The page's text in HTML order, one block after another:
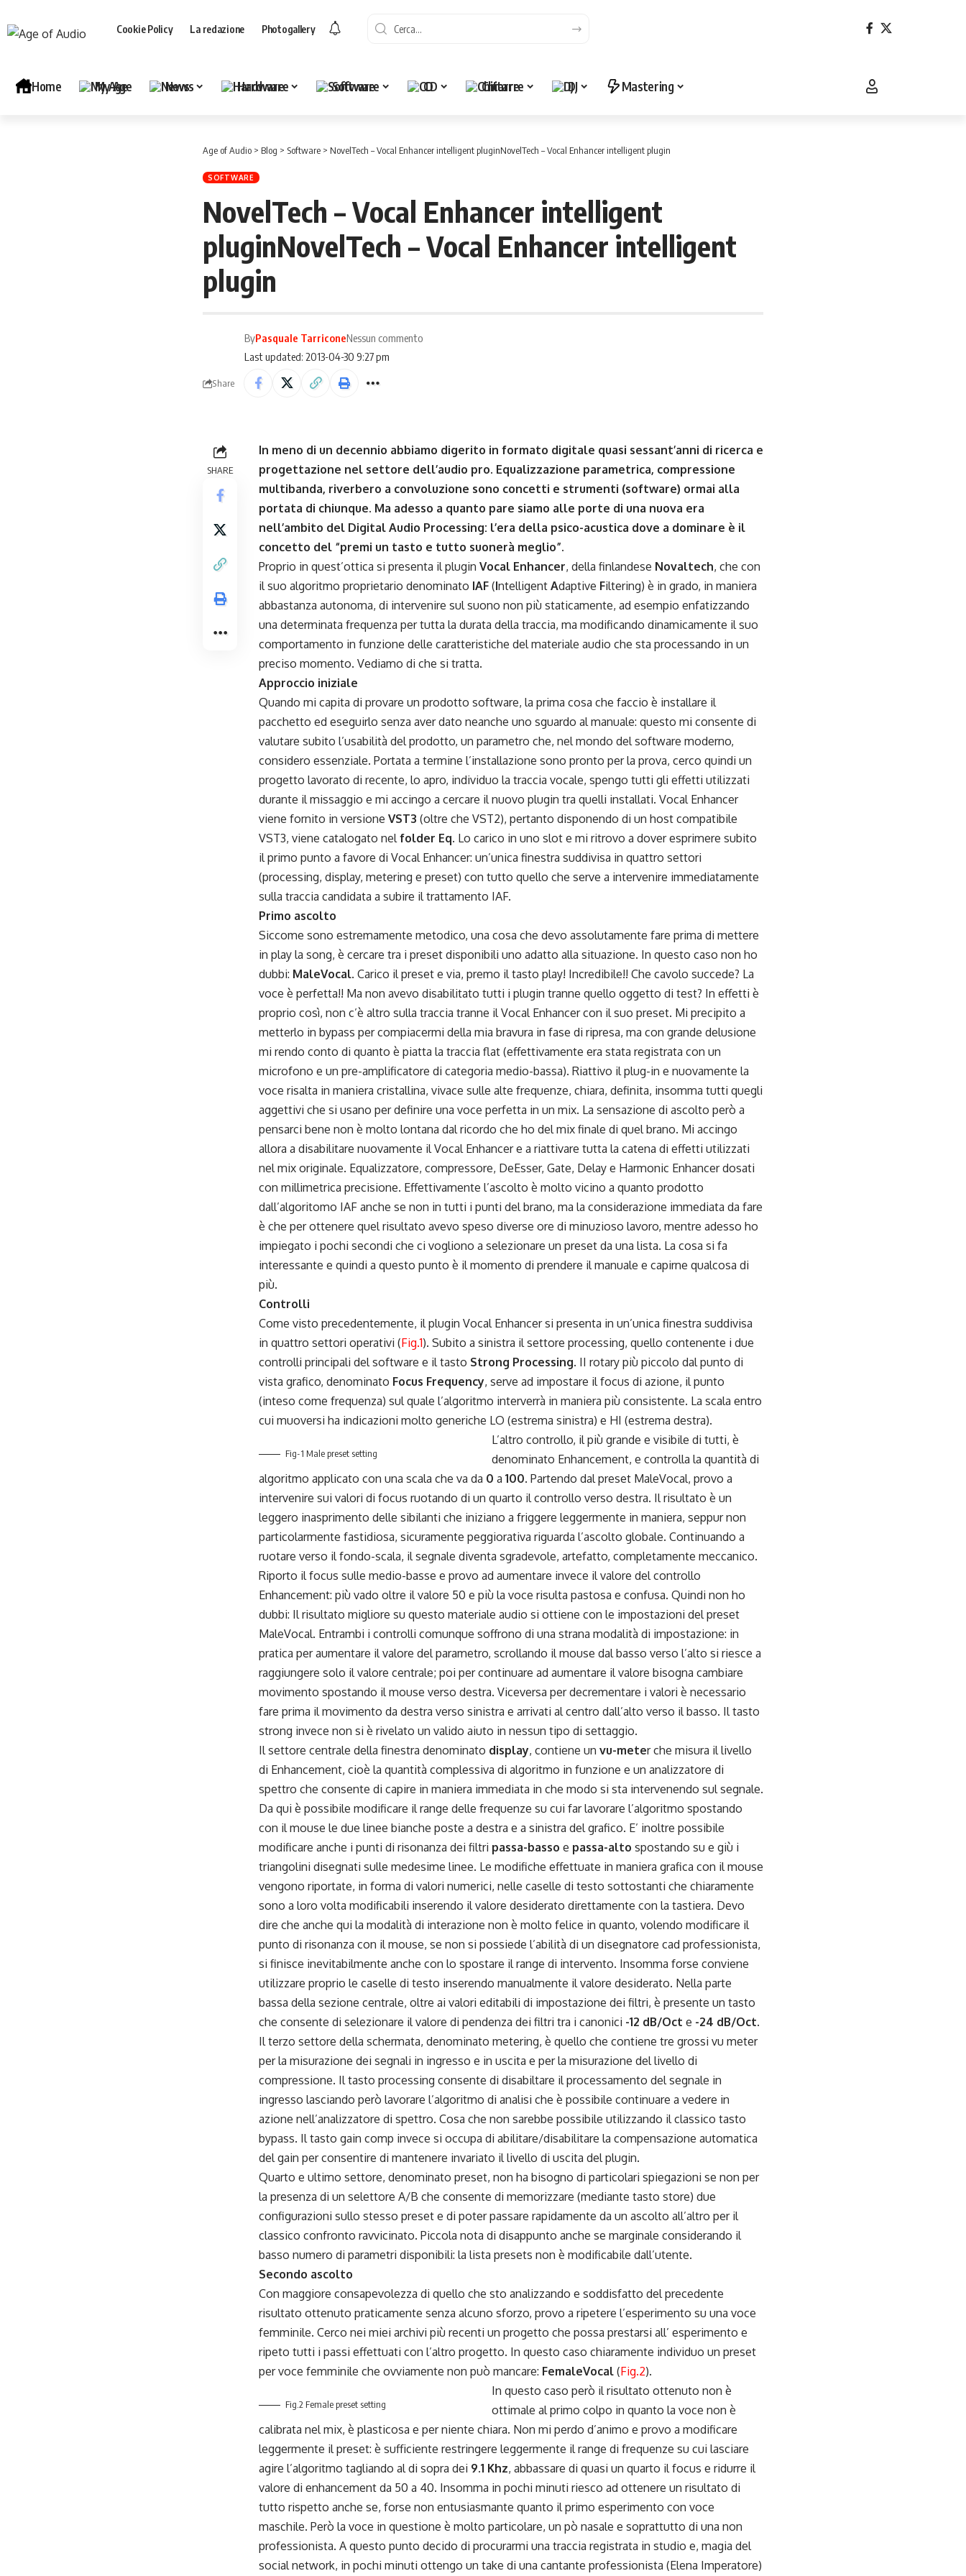
Cookie Policy La redazione Photogallery
Home My Age News Hardware Software CD Chitarre DJ Mastering
Age of Audio > Blog > Software > NovelTech – Vocal Enhancer intelligent pluginNovelTech – Vocal Enhancer intelligent plugin
SOFTWARE
NovelTech – Vocal Enhancer intelligent
pluginNovelTech – Vocal Enhancer intelligent
plugin
Last updated: 2013-04-30 9:27 pm
ByPasquale TarriconeNessun commento
Share
SHARE
In meno di un decennio abbiamo digerito in formato digitale quasi sessant’anni di ricerca e
progettazione nel settore dell’audio pro. Equalizzazione parametrica, compressione
multibanda, riverbero a convoluzione sono concetti e strumenti (software) ormai alla
portata di chiunque. Ma adesso a quanto pare siamo alle porte di una nuova era
nell’ambito del Digital Audio Processing: l’era della psico-acustica dove a dominare è il
concetto del “premi un tasto e tutto suonerà meglio”.
Proprio in quest’ottica si presenta il plugin Vocal Enhancer, della finlandese Novaltech, che con
il suo algoritmo proprietario denominato IAF (Intelligent Adaptive Filtering) è in grado, in maniera
abbastanza autonoma, di intervenire sul suono non più staticamente, ad esempio enfatizzando
una determinata frequenza per tutta la durata della traccia, ma modificando dinamicamente il suo
comportamento in funzione delle caratteristiche del materiale audio che sta processando in un
preciso momento. Vediamo di che si tratta.
Approccio iniziale
Quando mi capita di provare un prodotto software, la prima cosa che faccio è installare il
pacchetto ed eseguirlo senza aver dato neanche uno sguardo al manuale: questo mi consente di
valutare subito l’usabilità del prodotto, un parametro che, nel mondo del software moderno,
considero essenziale. Portata a termine l’installazione sono pronto per la prova, cerco quindi un
progetto lavorato di recente, lo apro, individuo la traccia vocale, spengo tutti gli effetti utilizzati
durante il missaggio e mi accingo a cercare il nuovo plugin tra quelli installati. Vocal Enhancer
viene fornito in versione VST3 (oltre che VST2), pertanto disponendo di un host compatibile
VST3, viene catalogato nelfolder Eq. Lo carico in uno slot e mi ritrovo a dover esprimere subito
il primo punto a favore di Vocal Enhancer: un’unica finestra suddivisa in quattro settori
(processing, display, metering e preset) con tutto quello che serve a intervenire immediatamente
sulla traccia candidata a subire il trattamento IAF.
Primo ascolto
Siccome sono estremamente metodico, una cosa che devo assolutamente fare prima di mettere
in play la song, è cercare tra i preset disponibili uno adatto alla situazione. In questo caso non ho
dubbi: MaleVocal. Carico il preset e via, premo il tasto play! Incredibile!! Che cavolo succede? La
voce è perfetta!! Ma non avevo disabilitato tutti i plugin tranne quello oggetto di test? In effetti è
proprio così, non c’è altro sulla traccia tranne il Vocal Enhancer con il suo preset. Mi precipito a
metterlo in bypass per compiacermi della mia bravura in fase di ripresa, ma con grande delusione
mi rendo conto di quanto è piatta la traccia flat (effettivamente era stata registrata con un
microfono e un pre-amplificatore di categoria medio-bassa). Riattivo il plug-in e nuovamente la
voce risalta in maniera cristallina, vivace sulle alte frequenze, chiara, definita, insomma tutti quegli
aggettivi che si usano per definire una voce perfetta in un mix. La sensazione di ascolto però a
pensarci bene non è molto lontana dal ricordo che ho del mix finale di quel brano. Mi accingo
allora a disabilitare nuovamente il Vocal Enhancer e a riattivare tutta la catena di effetti utilizzati
nel mix originale. Equalizzatore, compressore, DeEsser, Gate, Delay e Harmonic Enhancer dosati
con millimetrica precisione. Effettivamente l’ascolto è molto vicino a quanto prodotto
dall’algoritomo IAF anche se non in tutti i punti del brano, ma la considerazione immediata da fare
è che per ottenere quel risultato avevo speso diverse ore di minuzioso lavoro, mentre adesso ho
impiegato i pochi secondi che ci vogliono a selezionare un preset da una lista. La cosa si fa
interessante e quindi a questo punto è il momento di prendere il manuale e capirne qualcosa di
più.
Controlli
Come visto precedentemente, il plugin Vocal Enhancer si presenta in un’unica finestra suddivisa
in quattro settori operativi (Fig.1). Subito a sinistra il settore processing, quello contenente i due
controlli principali del software e il tasto Strong Processing. II rotary più piccolo dal punto di
vista grafico, denominato Focus Frequency, serve ad impostare il focus di azione, il punto
(inteso come frequenza) sul quale l’algoritmo interverrà in maniera più consistente. La scala entro
cui muoversi ha indicazioni molto generiche LO (estrema sinistra) e HI (estrema destra).
Fig-1 Male preset setting
L’altro controllo, il più grande e visibile di tutti, è
denominato Enhancement, e controlla la quantità di
algoritmo applicato con una scala che va da 0 a 100. Partendo dal preset MaleVocal, provo a
intervenire sui valori di focus ruotando di un quarto il controllo verso destra. Il risultato è un
leggero inasprimento delle sibilanti che iniziano a friggere leggermente in maniera, seppur non
particolarmente fastidiosa, sicuramente peggiorativa riguarda l’ascolto globale. Continuando a
ruotare verso il fondo-scala, il segnale diventa sgradevole, artefatto, completamente meccanico.
Riporto il focus sulle medio-basse e provo ad aumentare invece il valore del controllo
Enhancement: più vado oltre il valore 50 e più la voce risulta pastosa e confusa. Quindi non ho
dubbi: Il risultato migliore su questo materiale audio si ottiene con le impostazioni del preset
MaleVocal. Entrambi i controlli comunque soffrono di una strana modalità di impostazione: in
pratica per aumentare il valore del parametro, scrollando il mouse dal basso verso l’alto si riesce a
raggiungere solo il valore centrale; poi per continuare ad aumentare il valore bisogna cambiare
movimento spostando il mouse verso destra. Viceversa per decrementare i valori è necessario
fare prima il movimento da destra verso sinistra e arrivati al centro dall’alto verso il basso. Il tasto
strong invece non si è rivelato un valido aiuto in nessun tipo di settaggio.
Il settore centrale della finestra denominato display, contiene un vu-meter che misura il livello
di Enhancement, cioè la quantità complessiva di algoritmo in funzione e un analizzatore di
spettro che consente di capire in maniera immediata in che modo si sta intervenendo sul segnale.
Da qui è possibile modificare il range delle frequenze su cui far lavorare l’algoritmo spostando
con il mouse le due linee bianche poste a destra e a sinistra del grafico. E’ inoltre possibile
modificare anche i punti di risonanza dei filtri passa-basso e passa-alto spostando su e giù i
triangolini disegnati sulle medesime linee. Le modifiche effettuate in maniera grafica con il mouse
vengono riportate, in forma di valori numerici, nelle caselle di testo sottostanti che chiaramente
sono a loro volta modificabili inserendo il valore desiderato direttamente con la tastiera. Devo
dire che anche qui la modalità di interazione non è molto felice in quanto, volendo modificare il
punto di risonanza con il mouse, se non si possiede l’abilità di un disegnatore cad professionista,
si finisce inevitabilmente anche con lo spostare il range di intervento. Insomma forse conviene
utilizzare proprio le caselle di testo inserendo manualmente il valore desiderato. Nella parte
bassa della sezione centrale, oltre ai valori editabili di impostazione dei filtri, è presente un tasto
che consente di selezionare il valore di pendenza dei filtri tra i canonici -12 dB/Oct e -24 dB/Oct.
Il terzo settore della schermata, denominato metering, è quello che contiene tre grossi vu meter
per la misurazione dei segnali in ingresso e in uscita e per la misurazione del livello di
compressione. Il tasto processing consente di disabiltare il processamento del segnale in
ingresso lasciando però lavorare l’algoritmo di analisi che è possibile continuare a vedere in
azione nell’analizzatore di spettro. Cosa che non sarebbe possibile utilizzando il classico tasto
bypass. Il tasto gain comp invece si occupa di abilitare/disabilitare la compensazione automatica
del gain per consentire di mantenere invariato il livello di uscita del plugin.
Quarto e ultimo settore, denominato preset, non ha bisogno di particolari spiegazioni se non per
la presenza di un selettore A/B che consente di memorizzare (mediante tasto store) due
configurazioni sullo stesso preset e di poter passare rapidamente da un ascolto all’altro per il
classico confronto ravvicinato. Piccola nota di disappunto anche se marginale considerando il
basso numero di parametri disponibili: la lista presets non è modificabile dall’utente.
Secondo ascolto
Con maggiore consapevolezza di quello che sto analizzando e soddisfatto del precedente
risultato ottenuto praticamente senza alcuno sforzo, provo a ripetere l’esperimento su una voce
femminile. Cerco nei miei archivi più recenti un progetto che possa prestarsi all’ esperimento e
ripeto tutti i passi effettuati con l’altro progetto. In questo caso chiaramente individuo un preset
per voce femminile che ovviamente non può mancare: FemaleVocal (Fig.2).
Fig.2 Female preset setting
In questo caso però il risultato ottenuto non è
ottimale al primo colpo in quanto la voce non è
calibrata nel mix, è plasticosa e per niente chiara. Non mi perdo d’animo e provo a modificare
leggermente il preset: è sufficiente restringere leggermente il range di frequenze su cui lasciare
agire l’algoritmo tagliando al di sopra dei 9.1 Khz, abbassare di quasi un quarto il focus e ridurre il
valore di enhancement da 50 a 40. Insomma in pochi minuti riesco ad ottenere un risultato di
tutto rispetto anche se, forse non entusiasmante quanto il primo esperimento con voce
maschile. Però la voce in questione è molto particolare, un pò nasale e soprattutto di una non
professionista. A questo punto decido di procurarmi una traccia registrata in studio e, magia del
social network, in pochi minuti ottengo un take di una cantante professionista (Elena Imperatore)